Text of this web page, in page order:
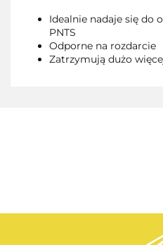
Idealnie nadaje się do
PNTS
Odporne na rozdarcie
Zatrzymują dużo